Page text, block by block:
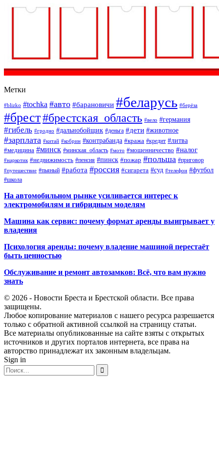
Метки
#blizko #tochka #авто #барановичи #беларусь #берёза
#брест#брестская_область #вело #германия
#гибель #гродно #дальнобойщик #деньга #дети #животное
#зарплата #китай #кобрин #контрабанда #кража #кредит #литва
#медицина #минск #минская_область #мото #мошенничество #налог
#наркотик #недвижимость #пенсия #пинск #пожар #польша #приговор
#путешествие #пьяный #работа #россия #сигарета #суд #телефон #футбол
#школа
На автомобильном рынке усиливается интерес к
электромобилям и гибридным моделям
Машина как сервис: почему формат аренды выигрывает у
владения
Психология аренды: почему владение машиной перестаёт
быть ценностью
Обслуживание и ремонт автозамков: Всё, что вам нужно
знать
© 2026 - Новости Бреста и Брестской области. Все права
защищены.
Любое копирование материалов с нашего ресурса разрешается
только с обратной активной ссылкой на страницу статьи.
Все материалы опубликованные на сайте взяты с открытых
источников и других порталов интернета, все права на
авторство принадлежат их законным владельцам.
Sign in